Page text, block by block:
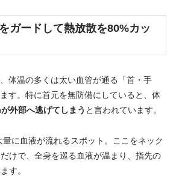
ガードして熱放散を80%カッ
体温の多くは太い血管が通る「首・手
す。特に首元を無防備にしていると、体
外部へ逃げてしまう と言われています。
量に血液が流れるスポット。ここをネック
けで、全身を巡る血液が温まり、指先の
す。